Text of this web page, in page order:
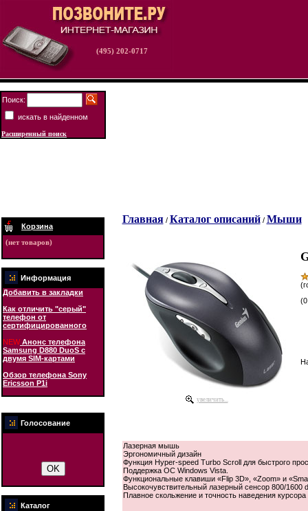
(495) 202-0717
Поиск:
искать в найденном
Расширенный поиск
Корзина
(нет товаров)
Информация
Добавить в закладки
Как отличить "серый"
телефон от
сертифицированного
NEWАнонс телефона
Samsung D880 DuoS с
двумя SIM-картами
Обзор телефона Sony
Ericsson P1i
Голосование
Каталог
Главная/ Каталог описаний/ Мыши
увеличить...
Лазерная мышь
Эргономичный дизайн
Функция Hyper-speed Turbo Scroll для быстрого
Поддержка ОС Windows Vista.
Функциональные клавиши «Flip 3D», «Zoom» и
Высокочувствительный лазерный сенсор 800/1600
Плавное скольжение и точность наведения